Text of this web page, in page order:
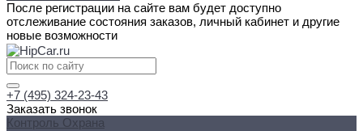
После регистрации на сайте вам будет доступно
отслеживание состояния заказов, личный кабинет и другие
новые возможности
+7 (495) 324-23-43
Заказать звонок
Контроль Охрана